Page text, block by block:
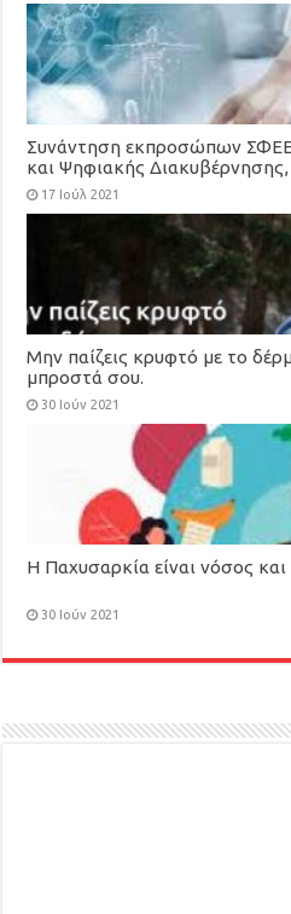
Συνάντηση εκπροσώπων ΣΦΕΕ
και Ψηφιακής
17 Ιούλ 2021
Μην παίζεις κρυφτό με το
μπροστά σου.
30 Ιούν 2021
Η Παχυσαρκία είναι νόσος και
30 Ιούν 2021